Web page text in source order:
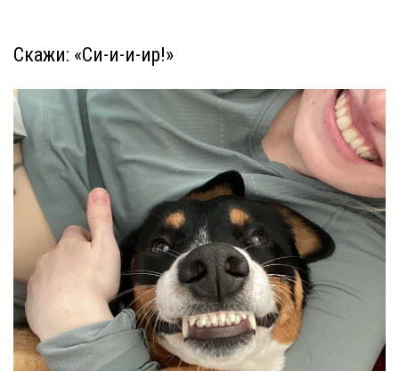
Скажи: «Си-и-и-ир!»